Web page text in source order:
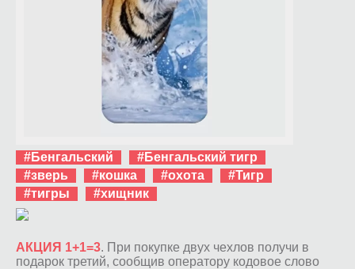
#Бенгальский
#Бенгальский тигр
#зверь
#кошка #охота
#Тигр
#тигры
#хищник
АКЦИЯ 1+1=3. При покупке двух чехлов получи в
подарок третий, сообщив оператору кодовое слово